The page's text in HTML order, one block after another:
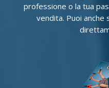
professione o la tua
vendita. Puoi